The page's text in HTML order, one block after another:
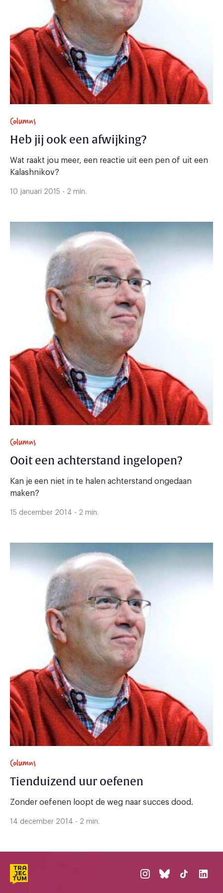
Columns
Heb jij ook een afwijking?
Wat raakt jou meer, een reactie uit een pen of uit een
Kalashnikov?
10 januari 2015 - 2 min.
Columns
Ooit een achterstand ingelopen?
Kan je een niet in te halen achterstand ongedaan
maken?
15 december 2014 - 2 min.
Columns
Tienduizend uur oefenen
Zonder oefenen loopt de weg naar succes dood.
14 december 2014 - 2 min.